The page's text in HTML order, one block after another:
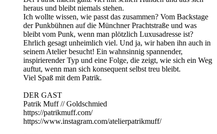
heraus und bleibt niemals stehen.
Ich wollte wissen, wie passt das zusammen? Vom Backstage
der Punkbühnen auf die Münchner Prachtstraße und was
bleibt vom Punk, wenn man plötzlich Luxusadresse ist?
Ehrlich gesagt unheimlich viel. Und ja, wir haben ihn auch in
seinem Atelier besucht! Ein wahnsinnig spannender,
inspirierender Typ und eine Folge, die zeigt, wie sich ein Weg
auftut, wenn man sich konsequent selbst treu bleibt.
Viel Spaß mit dem Patrik.
DER GAST
Patrik Muff // Goldschmied
https://patrikmuff.com/
https://www.instagram.com/atelierpatrikmuff/